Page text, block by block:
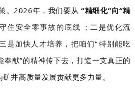
。2026年，我们要从 “精细化”向“精
安全零事故的底线；二是优化流
加快人才培养，把咱们“特别能吃
献”的精神传下去，打造一支真正的
井高质量发展贡献更多力量。